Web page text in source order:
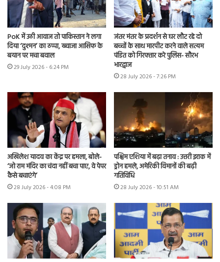
PoK में उठी आवाज तो पाकिस्तान ने लगा
दिया ‘दुश्मन’ का ठप्पा, ख्वाजा आसिफ के
बयान पर मचा बवाल
29 July 2026 - 6:24 PM
जंतर मंतर के प्रदर्शन से घर लौट रहे दो
बच्चों के साथ मारपीट करने वाले सत्यम
पंडित को गिरफ्तार करे पुलिस- सौरभ
भारद्वाज
28 July 2026 - 7:26 PM
अखिलेश यादव का केंद्र पर हमला, बोले-
‘जो राम मंदिर का चंदा नहीं बचा पाए, वे पेपर
कैसे बचाएंगे’
28 July 2026 - 4:08 PM
पश्चिम एशिया में बढ़ा तनाव : उत्तरी इराक में
ड्रोन हमले, अमेरिकी विमानों की बढ़ी
गतिविधि
28 July 2026 - 10:51 AM